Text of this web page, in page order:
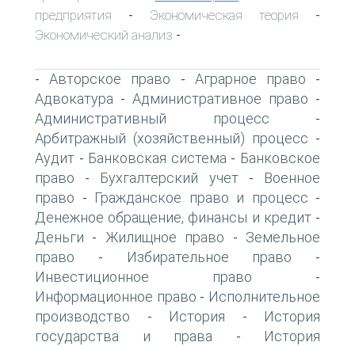
предприятия - Экономическая теория -
Экономический анализ -
-Авторское право - Аграрное право -
Адвокатура - Административное право -
Административный процесс -
Арбитражный (хозяйственный) процесс -
Аудит - Банковская система - Банковское
право - Бухгалтерский учет-
Военное
право - Гражданское право и процесс -
Денежное обращение, финансы и кредит-
Деньги - Жилищное право - Земельное
право - Избирательное право -
Инвестиционное право -
Информационное право - Исполнительное
производство - История -
История
государства и права -
История